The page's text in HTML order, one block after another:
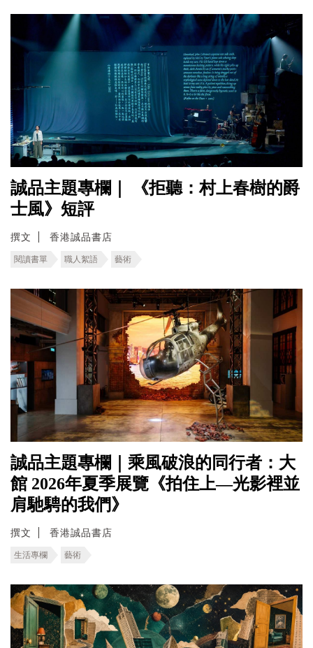
誠品主題專欄｜ 《拒聽：村上春樹的爵
士風》短評
撰文 香港誠品書店
閱讀書單 職人絮語 藝術
誠品主題專欄｜乘風破浪的同行者：大
館 2026年夏季展覽《拍住上—光影裡並
肩馳騁的我們》
撰文 香港誠品書店
生活專欄 藝術